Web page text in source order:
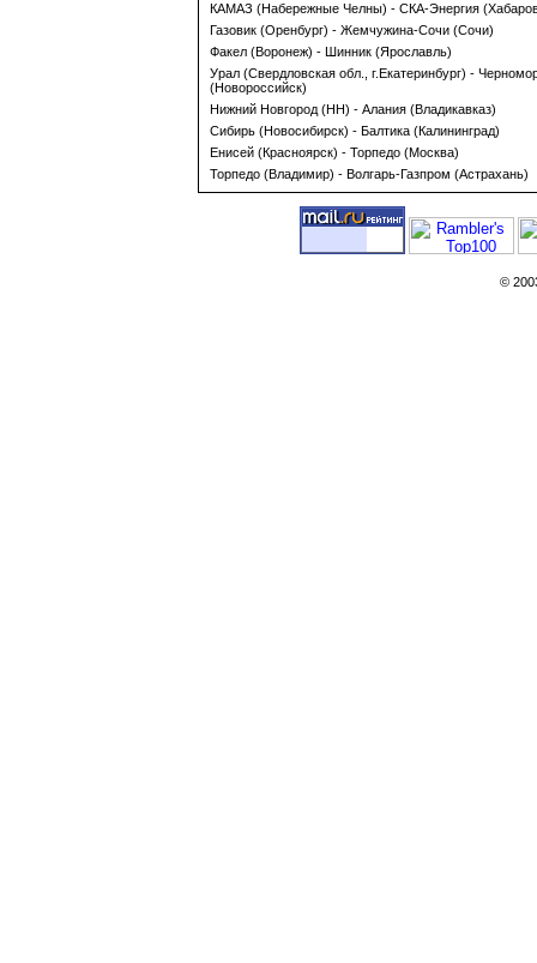
КАМАЗ (Набережные Челны) - СКА-Энергия
Газовик (Оренбург) - Жемчужина-Сочи (Сочи)
Факел (Воронеж) - Шинник (Ярославль)
Урал (Свердловская обл., г.Екатеринбург) -
(Новороссийск)
Нижний Новгород (НН) - Алания (Владикавказ)
Сибирь (Новосибирск) - Балтика (Калининград)
Енисей (Красноярск) - Торпедо (Москва)
Торпедо (Владимир) - Волгарь-Газпром (Астрахань)
©